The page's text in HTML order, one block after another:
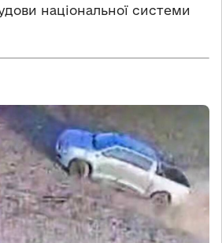
національної системи